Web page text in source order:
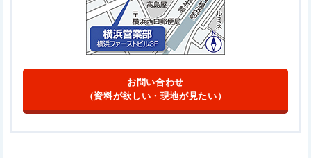
お問い合わせ
（資料が欲しい・現地が見たい）